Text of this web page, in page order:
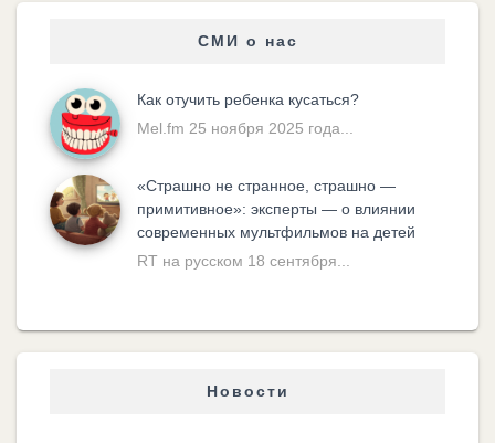
СМИ о нас
Как отучить ребенка кусаться?
Mel.fm 25 ноября 2025 года...
«Cтрашно не странное, страшно —
примитивное»: эксперты — о влиянии
современных мультфильмов на детей
RT на русском 18 сентября...
Новости